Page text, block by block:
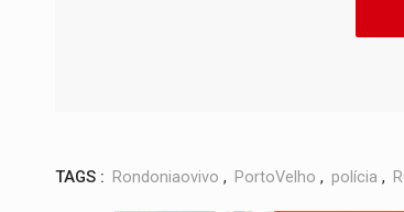
TAGS : Rondoniaovivo , PortoVelho , polícia ,